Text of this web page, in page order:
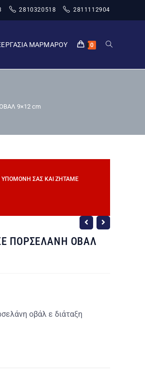
2810320518 2811112904
ΜΑΡΜΑΡΟΥ 0
9×12 cm
ΥΠΟΜΟΝΉ ΣΑΣ ΚΑΙ ΖΗΤΆΜΕ
ΠΟΡΣΕΛΑΝΗ ΟΒΑΛ
οβάλ ε διάταξη